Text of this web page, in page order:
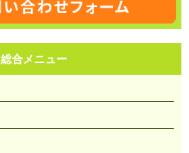
総合メニュー